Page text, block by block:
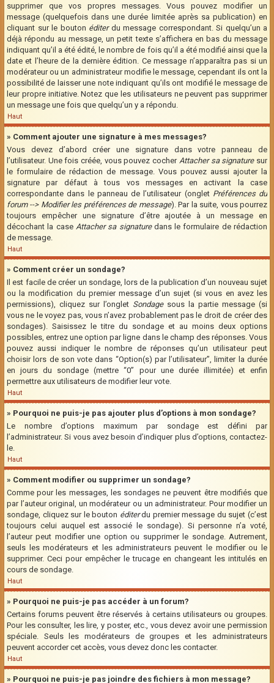
supprimer que vos propres messages. Vous pouvez modifier un
message (quelquefois dans une durée limitée après sa publication) en
cliquant sur le bouton éditerdu message correspondant. Si quelqu’un a
déjà répondu au message, un petit texte s’affichera en bas du message
indiquant qu’il a été édité, le nombre de fois qu’il a été modifié ainsi que la
date et l’heure de la dernière édition. Ce message n’apparaîtra pas si un
modérateur ou un administrateur modifie le message, cependant ils ont la
possibilité de laisser une note indiquant qu’ils ont modifié le message de
leur propre initiative. Notez que les utilisateurs ne peuvent pas supprimer
un message une fois que quelqu’un y a répondu.
Haut
» Comment ajouter une signature à mes messages?
Vous devez d’abord créer une signature dans votre panneau de
l’utilisateur. Une fois créée, vous pouvez cocher Attacher sa signaturesur
le formulaire de rédaction de message. Vous pouvez aussi ajouter la
signature par défaut à tous vos messages en activant la case
correspondante dans le panneau de l’utilisateur (onglet Préférences du
forum --> Modifier les préférences de message). Par la suite, vous pourrez
toujours empêcher une signature d’être ajoutée à un message en
décochant la case Attacher sa signaturedans le formulaire de rédaction
de message.
Haut
» Comment créer un sondage?
Il est facile de créer un sondage, lors de la publication d’un nouveau sujet
ou la modification du premier message d’un sujet (si vous en avez les
permissions), cliquez sur l’onglet Sondagesous la partie message (si
vous ne le voyez pas, vous n’avez probablement pas le droit de créer des
sondages). Saisissez le titre du sondage et au moins deux options
possibles, entrez une option par ligne dans le champ des réponses. Vous
pouvez aussi indiquer le nombre de réponses qu’un utilisateur peut
choisir lors de son vote dans “Option(s) par l’utilisateur”, limiter la durée
en jours du sondage (mettre “0” pour une durée illimitée) et enfin
permettre aux utilisateurs de modifier leur vote.
Haut
» Pourquoi ne puis-je pas ajouter plus d’options à mon sondage?
Le nombre d’options maximum par sondage est défini par
l’administrateur. Si vous avez besoin d’indiquer plus d’options, contactez-
le.
Haut
» Comment modifier ou supprimer un sondage?
Comme pour les messages, les sondages ne peuvent être modifiés que
par l’auteur original, un modérateur ou un administrateur. Pour modifier un
sondage, cliquez sur le bouton éditerdu premier message du sujet (c’est
toujours celui auquel est associé le sondage). Si personne n’a voté,
l’auteur peut modifier une option ou supprimer le sondage. Autrement,
seuls les modérateurs et les administrateurs peuvent le modifier ou le
supprimer. Ceci pour empêcher le trucage en changeant les intitulés en
cours de sondage.
Haut
» Pourquoi ne puis-je pas accéder à un forum?
Certains forums peuvent être réservés à certains utilisateurs ou groupes.
Pour les consulter, les lire, y poster, etc., vous devez avoir une permission
spéciale. Seuls les modérateurs de groupes et les administrateurs
peuvent accorder cet accès, vous devez donc les contacter.
Haut
» Pourquoi ne puis-je pas joindre des fichiers à mon message?